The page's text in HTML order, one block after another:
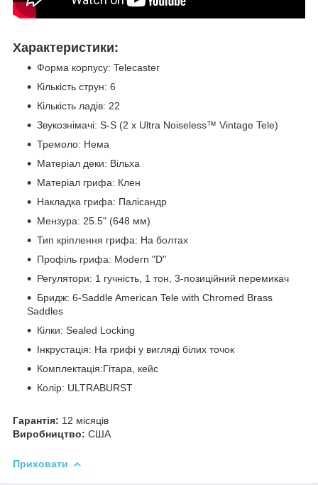
Характеристики:
Форма корпусу: Telecaster
Кількість струн: 6
Кількість ладів: 22
Звукознімачі: S-S (2 x Ultra Noiseless™ Vintage Tele)
Тремоло: Нема
Матеріал деки: Вільха
Матеріал грифа: Клен
Накладка грифа: Палісандр
Мензура: 25.5" (648 мм)
Тип кріплення грифа: На болтах
Профіль грифа: Modern "D"
Регулятори: 1 гучність, 1 тон, 3-позиційний перемикач
Бридж: 6-Saddle American Tele with Chromed Brass
Saddles
Кілки: Sealed Locking
Інкрустація: На грифі у вигляді білих точок
Комплектація:Гітара, кейс
Колір: ULTRABURST
Гарантія: 12 місяців
Виробництво: США
Приховати